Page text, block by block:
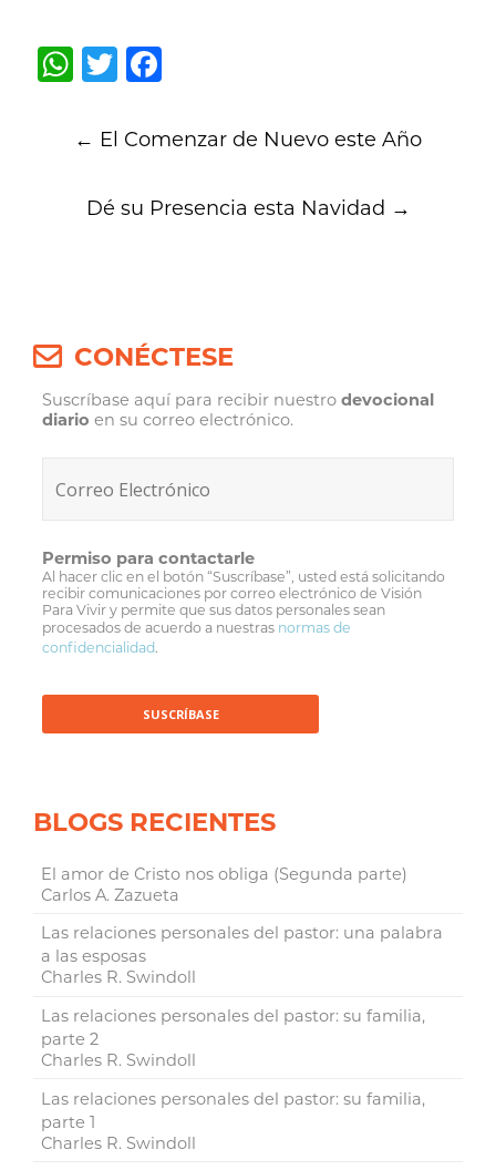
WhatsApp
Twitter
navigation
← El Comenzar de Nuevo este Año
Dé su Presencia esta Navidad →
CONÉCTESE
Suscríbase aquí para recibir nuestrodevocional
diario en su correo electrónico.
Permiso para contactarle
Al hacer clic en el botón “Suscríbase”, usted está solicitando
recibir comunicaciones por correo electrónico de Visión
Para Vivir y permite que sus datos personales sean
procesados de acuerdo a nuestras normas de
confidencialidad.
BLOGS RECIENTES
El amor de Cristo nos obliga (Segunda parte)
Carlos A. Zazueta
Las relaciones personales del pastor: una palabra
a las esposas
Charles R. Swindoll
Las relaciones personales del pastor: su familia,
parte 2
Charles R. Swindoll
Las relaciones personales del pastor: su familia,
parte 1
Charles R. Swindoll